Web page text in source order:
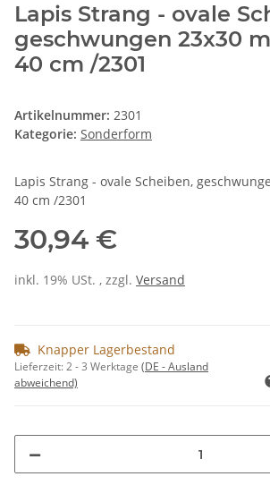
Lapis Strang - ovale
geschwungen 23x30
40 cm /2301
Artikelnummer: 2301
Kategorie: Sonderform
Lapis Strang - ovale Scheiben,
40 cm /2301
30,94 €
inkl. 19% USt. , zzgl. Versand
Knapper Lagerbestand
Lieferzeit:2 - 3 Werktage (DE - Ausland
abweichend)